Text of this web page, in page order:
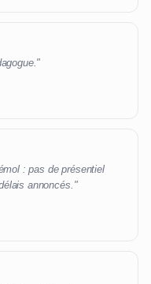
: pas de présentiel
annoncés."